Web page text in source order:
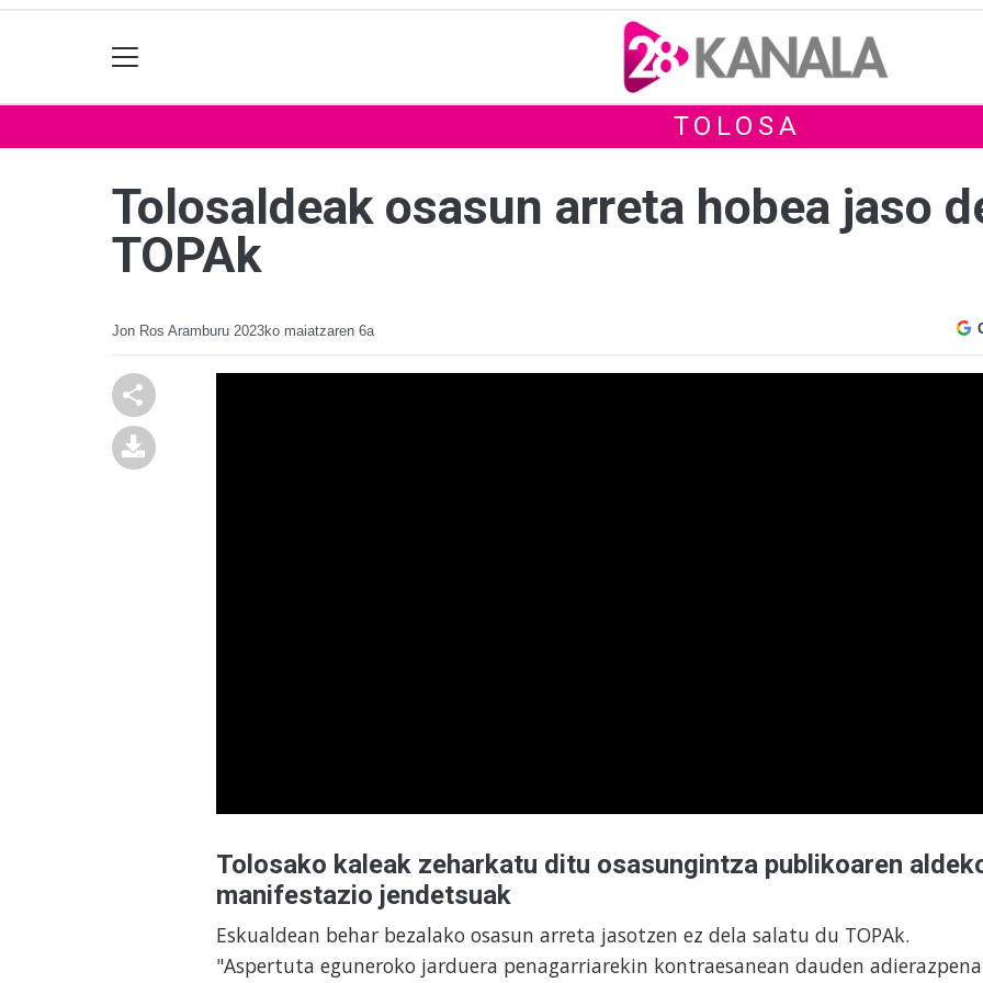
TOLOSA
Tolosaldeak osasun arreta hobea jaso
TOPAk
Jon Ros Aramburu 2023ko maiatzaren 6a
Tolosako kaleak zeharkatu ditu osasungintza publikoaren
manifestazio jendetsuak
Eskualdean behar bezalako osasun arreta jasotzen ez dela salatu du TOPAk.
"Aspertuta eguneroko jarduera penagarriarekin kontraesanean dauden